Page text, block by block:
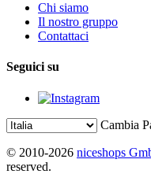
Chi siamo
Il nostro gruppo
Contattaci
Seguici su
Cambia
© 2010-2026 niceshops
reserved.